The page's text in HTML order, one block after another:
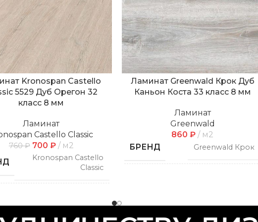
Kronospan Castello
5529 Дуб Орегон 32
класс 8 мм
Ламинат
Castello Classic
760₽ 700 ₽
м2
Kronospan Castello
Classic
Замковой
Ламинат Greenwald Крок Дуб
Каньон Коста 33 класс 8 мм
Ламинат
Greenwald
860₽
м2
БРЕНД
Greenwald Крок